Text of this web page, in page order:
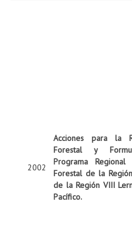
2002
Acciones para la
Forestal y
Programa Regional
Forestal de la
de la Región VIII
Pacífico.